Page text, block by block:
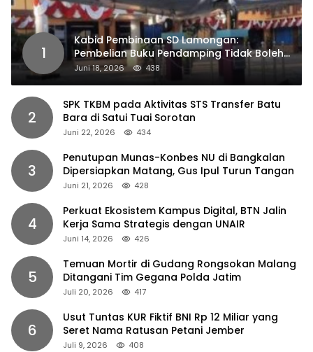
1
Kabid Pembinaan SD Lamongan:
Pembelian Buku Pendamping Tidak Boleh
Dipaksakan
Juni 18, 2026 438
2
SPK TKBM pada Aktivitas STS Transfer Batu
Bara di Satui Tuai Sorotan
Juni 22, 2026 434
3
Penutupan Munas-Konbes NU di Bangkalan
Dipersiapkan Matang, Gus Ipul Turun Tangan
Juni 21, 2026 428
4
Perkuat Ekosistem Kampus Digital, BTN Jalin
Kerja Sama Strategis dengan UNAIR
Juni 14, 2026 426
5
Temuan Mortir di Gudang Rongsokan Malang
Ditangani Tim Gegana Polda Jatim
Juli 20, 2026 417
6
Usut Tuntas KUR Fiktif BNI Rp 12 Miliar yang
Seret Nama Ratusan Petani Jember
Juli 9, 2026 408